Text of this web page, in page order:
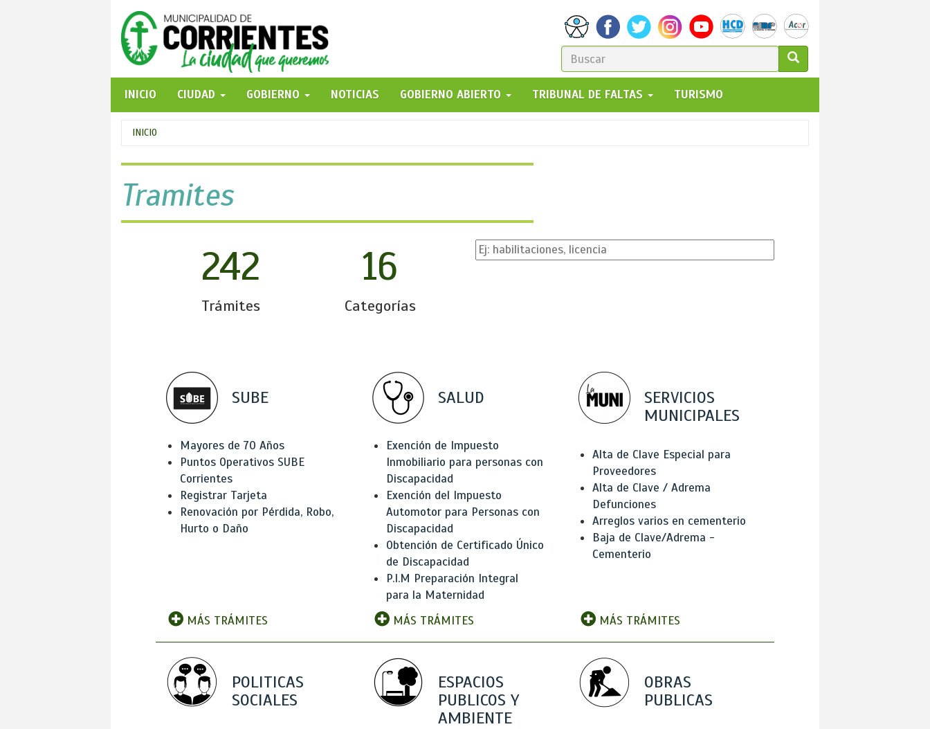
FORMULARIO
DE
BÚSQUEDA
GO!
INICIO
CIUDAD GOBIERNO NOTICIAS GOBIERNO ABIERTO TRIBUNAL DE FALTAS TURISMO
Se
encuentra
usted
aquí
INICIO
Tramites
242
Trámites
16
Categorías
SUBE
Mayores de 70 Años
Puntos Operativos SUBE
Corrientes
Registrar Tarjeta
Renovación por Pérdida, Robo,
Hurto o Daño
MÁS TRÁMITES
SALUD
Exención de Impuesto
Inmobiliario para personas con
Discapacidad
Exención del Impuesto
Automotor para Personas con
Discapacidad
Obtención de Certificado Único
de Discapacidad
P.I.M Preparación Integral
para la Maternidad
MÁS TRÁMITES
SERVICIOS
MUNICIPALES
Alta de Clave Especial para
Proveedores
Alta de Clave / Adrema
Defunciones
Arreglos varios en cementerio
Baja de Clave/Adrema -
Cementerio
MÁS TRÁMITES
POLITICAS
SOCIALES
ESPACIOS
PUBLICOS Y
AMBIENTE
OBRAS
PUBLICAS